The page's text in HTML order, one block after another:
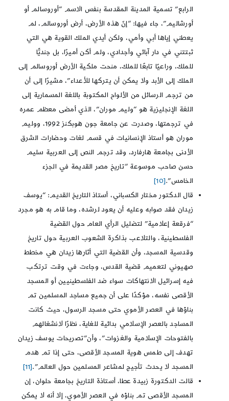
الرابع” تسمية المدينة المقدسة بنفس الاسم “أوروسالم أو
أورشاليم”، جاء فيها: “إنّ هذه الأرض، أرض أوروسالم، لم
يعطني إياها أبي وأمي، ولكن أيدي الملك القوية هي التي
ثبتتني في دار آبائي وأجدادي، ولم أكن أميرًا، بل جنديًّا
للملك، وراعيًا تابعًا للملك، منحت ملكية الأرض أوروسالم إلى
الملك إلى الأبد ولا يمكن أن يتركها للأعداء”، مشيرًا إلى أن
من ترجم الرسائل من الألواح المكتوبة باللغة المسمارية إلى
اللغة الإنجليزية هو “وليم موران”، الذي أمضى معظم عمره
في ترجمتها، وصدرت عن جامعة جون هوبكنز 1992، ووليم
موران هو أستاذ الإنسانيات في قسم لغات وحضارات الشرق
الأدنى بجامعة هارفارد، وقد ترجم النص إلى العربية سليم
حسن صاحب موسوعة “تاريخ مصر القديمة في الجزء
الخامس”.[10]
قال الدكتور مختار الكسباني، أستاذ التاريخ القديم: “يوسف
زيدان فقد صوابه وعليه أن يعود لرشده، وما قام به هو مجرد
“فرقعة إعلامية” لتضليل الرأي العام حول القضية
الفلسطينية، والتلاعب بذاكرة الشعوب العربية حول تاريخ
وقدسية المسجد، وأن القضية التي أثارها زيدان هي مخطط
صهيوني لتعميم قضية القدس، وجاءت في وقت ترتكب
فيه إسرائيل الانتهاكات سواء ضد الفلسطينيين أو المسجد
الأقصى نفسه، مؤكدًا على أن جميع مساجد المسلمين تم
بناؤها في العصر الأموي حتى مسجد الرسول، حيث كانت
المساجد بالعصر الإسلامي بدائية للغاية، نظرًا لانشغالهم
بالفتوحات الإسلامية والغزوات”، وأن”تصريحات يوسف زيدان
تهدف إلى طمس هوية المسجد الأقصى، حتى إذا تم هدم
المسجد لا يحدث تأجيج لمشاعر المسلمين حول العالم”.[11]
قالت الدكتورة زبيدة عطا، أستاذة التاريخ بجامعة حلوان، إن
المسجد الأقصى تم بناؤه في العصر الأموي، إلا أنه لا يمكن